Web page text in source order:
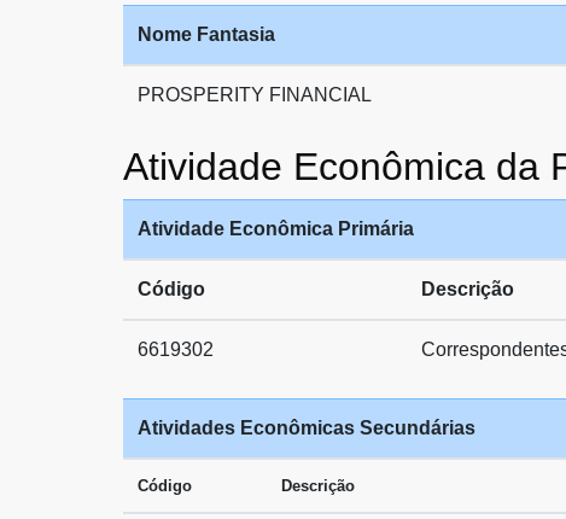
Nome Fantasia
PROSPERITY FINANCIAL
Atividade Econômica da
Atividade Econômica Primária
Código Descrição
6619302
Atividades Econômicas Secundárias
Código Descrição